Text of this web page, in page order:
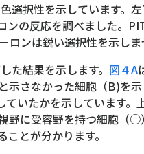
選択性を示しています。
の反応を調べました。
ンは鋭い選択性を示しま
た結果を示します。 図４A
さなかった細胞（B)を
いたかを示しています
野に受容野を持つ細胞（
とが分かります。